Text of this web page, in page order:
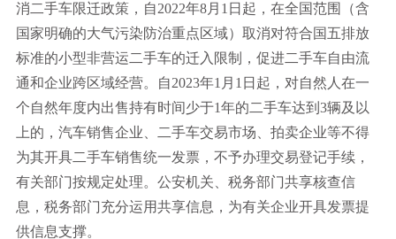
消二手车限迁政策，自2022年8月1日起，在全国范围（含
国家明确的大气污染防治重点区域）取消对符合国五排放
标准的小型非营运二手车的迁入限制，促进二手车自由流
通和企业跨区域经营。自2023年1月1日起，对自然人在一
个自然年度内出售持有时间少于1年的二手车达到3辆及以
上的，汽车销售企业、二手车交易市场、拍卖企业等不得
为其开具二手车销售统一发票，不予办理交易登记手续，
有关部门按规定处理。公安机关、税务部门共享核查信
息，税务部门充分运用共享信息，为有关企业开具发票提
供信息支撑。